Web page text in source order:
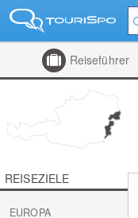
Reiseführer
REISEZIELE
EUROPA